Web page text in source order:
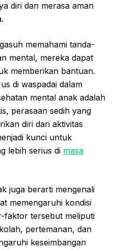
diri dan merasa aman
memahami tanda-
mental, mereka dapat
memberikan bantuan.
di waspadai dalam
mental anak adalah
perasaan sedih yang
diri dari aktivitas
kunci untuk
lebih serius di masa
juga berarti mengenali
memengaruhi kondisi
faktor tersebut meliputi
pertemanan, dan
keseimbangan